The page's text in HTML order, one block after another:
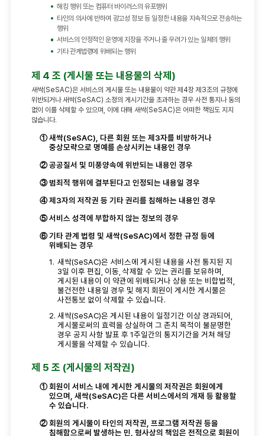
해킹 행위 또는 컴퓨터 바이러스의 유포행위
타인의 의사에 반하여 광고성 정보 등 일정한 내용을 지속적으로 전송하는
행위
서비스의 안정적인 운영에 지장을 주거나 줄 우려가 있는 일체의 행위
기타 관계법령에 위배되는 행위
제 4 조 (게시물 또는 내용물의 삭제)
새싹(SeSAC)은 서비스의 게시물 또는 내용물이 약관 제4장 제3조의 규정에
위반되거나 새싹(SeSAC) 소정의 게시기간을 초과하는 경우 사전 통지나 동의
없이 이를 삭제할 수 있으며, 이에 대해 새싹(SeSAC)은 어떠한 책임도 지지
않습니다.
① 새싹(SeSAC), 다른 회원 또는 제3자를 비방하거나
중상모략으로 명예를 손상시키는 내용인 경우
② 공공질서 및 미풍양속에 위반되는 내용인 경우
③ 범죄적 행위에 결부된다고 인정되는 내용일 경우
④ 제3자의 저작권 등 기타 권리를 침해하는 내용인 경우
⑤ 서비스 성격에 부합하지 않는 정보의 경우
⑥ 기타 관계 법령 및 새싹(SeSAC)에서 정한 규정 등에
위배되는 경우
1. 새싹(SeSAC)은 서비스에 게시된 내용을 사전 통지된 지
3일 이후 편집, 이동, 삭제할 수 있는 권리를 보유하며,
게시된 내용이 이 약관에 위배되거나 상용 또는 비합법적,
불건전한 내용일 경우 및 해지 회원이 게시한 게시물은
사전통보 없이 삭제할 수 있습니다.
2. 새싹(SeSAC)은 게시된 내용이 일정기간 이상 경과되어,
게시물로써의 효력을 상실하여 그 존치 목적이 불분명한
경우 공지 사항 발표 후 1주일간의 통지기간을 거쳐 해당
게시물을 삭제할 수 있습니다.
제 5 조 (게시물의 저작권)
① 회원이 서비스 내에 게시한 게시물의 저작권은 회원에게
있으며, 새싹(SeSAC)은 다른 서비스에서의 개재 등 활용할
수 있습니다.
② 회원의 게시물이 타인의 저작권, 프로그램 저작권 등을
침해함으로써 발생하는 민, 형사상의 책임은 전적으로 회원이